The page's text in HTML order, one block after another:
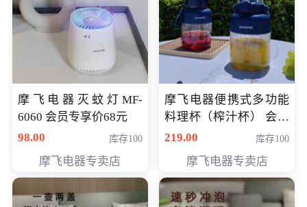
摩飞电器灭蚊灯MF-
6060 会员专享价68元
98.00
库存100
摩飞电器专卖店
摩飞电器便携式多功能
料理杯（榨汁杯） 会员
专享价118元
219.00 库存100
摩飞电器专卖店